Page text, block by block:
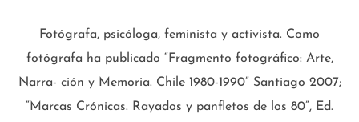
Fotógrafa, psicóloga, feminista y activista. Como
fotógrafa ha publicado “Fragmento fotográfico: Arte,
Narra- ción y Memoria. Chile 1980-1990” Santiago 2007;
“Marcas Crónicas. Rayados y panfletos de los 80”, Ed.